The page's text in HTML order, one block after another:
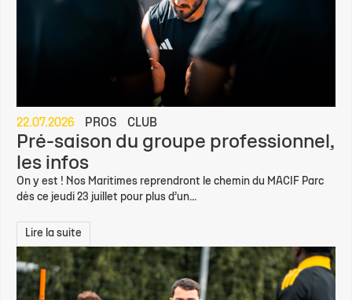
22.07.2026 PROS CLUB
Pré-saison du groupe professionnel,
les infos
On y est ! Nos Maritimes reprendront le chemin du MACIF Parc
dès ce jeudi 23 juillet pour plus d’un...
Lire la suite